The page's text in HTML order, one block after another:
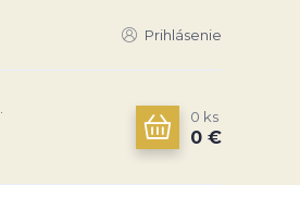
Prihlásenie
0 ks
0 €